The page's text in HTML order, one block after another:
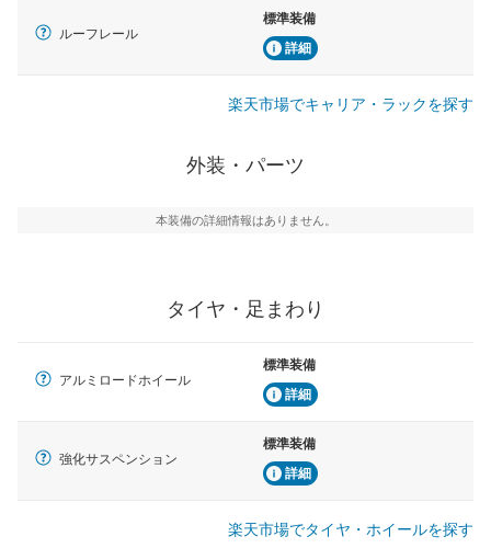
ルーフレール
標準装備
詳細
楽天市場でキャリア・ラックを探す
外装・パーツ
本装備の詳細情報はありません。
タイヤ・足まわり
アルミロードホイール
標準装備
詳細
強化サスペンション
標準装備
詳細
楽天市場でタイヤ・ホイールを探す